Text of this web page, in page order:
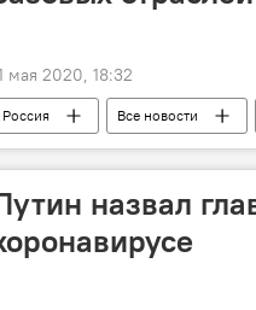
мая 2020, 18:32
Россия Все новости
Коронавирус: опасное заболевание
назвал